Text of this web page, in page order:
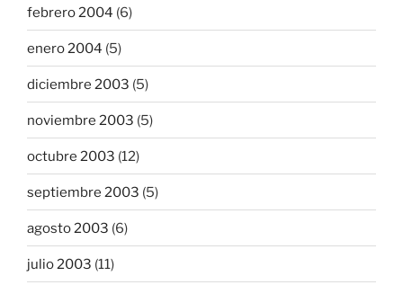
febrero 2004 (6)
enero 2004 (5)
diciembre 2003 (5)
noviembre 2003 (5)
octubre 2003 (12)
septiembre 2003 (5)
agosto 2003 (6)
julio 2003 (11)